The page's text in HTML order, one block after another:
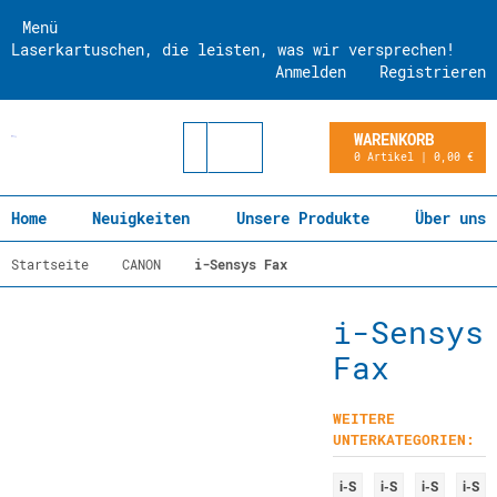
Menü
Laserkartuschen, die leisten, was wir versprechen!
Registrieren
Anmelden
WARENKORB
0 Artikel | 0,00 €
Home Neuigkeiten Unsere Produkte Über uns
Startseite CANON i-Sensys Fax
i-Sensys
Fax
WEITERE
UNTERKATEGORIEN:
i-S
i-S
i-S
i-S